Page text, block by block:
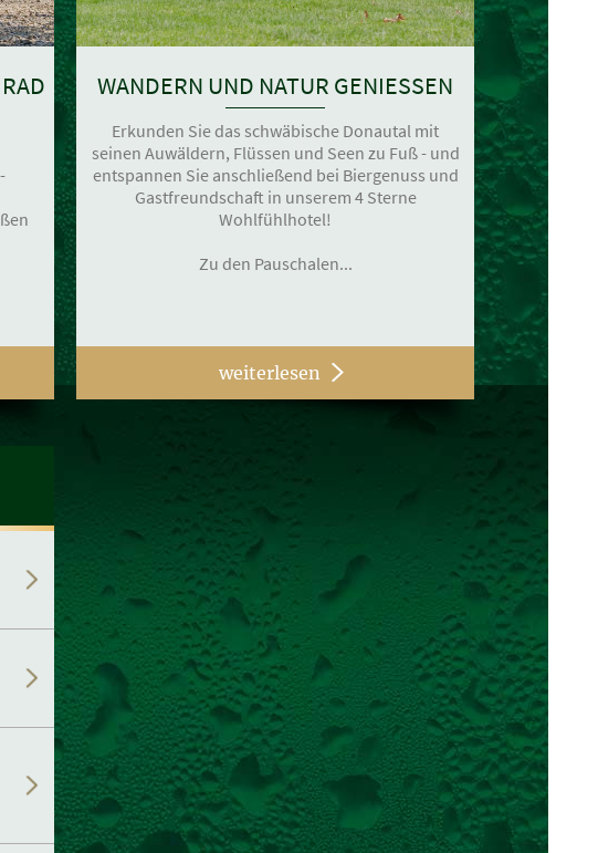
WANDERN UND NATUR GENIESSEN
Erkunden Sie das schwäbische Donautal mit
seinen Auwäldern, Flüssen und Seen zu Fuß - und
entspannen Sie anschließend bei Biergenuss und
Gastfreundschaft in unserem 4 Sterne
Wohlfühlhotel!
Zu den Pauschalen...
weiterlesen